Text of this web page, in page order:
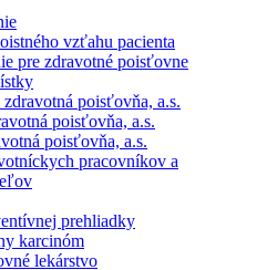
vzťahu pacienta
pre zdravotné poisťovne
zdravotná poisťovňa, a.s.
poisťovňa, a.s.
poisťovňa, a.s.
pracovníkov a
prehliadky
karcinóm
lekárstvo